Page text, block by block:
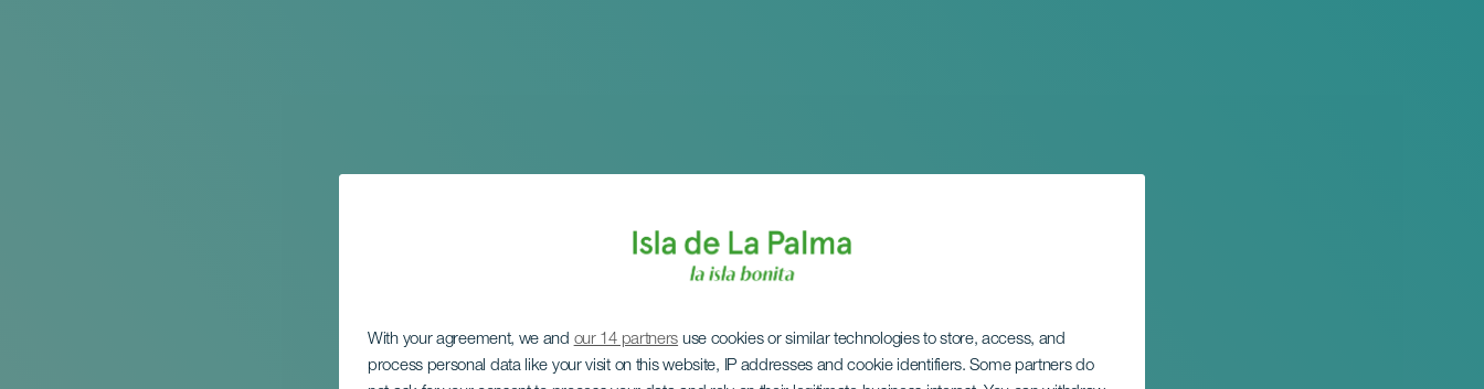
With your agreement, we and our 14 partners use cookies or similar technologies to store, access, and
process personal data like your visit on this website, IP addresses and cookie identifiers. Some partners do